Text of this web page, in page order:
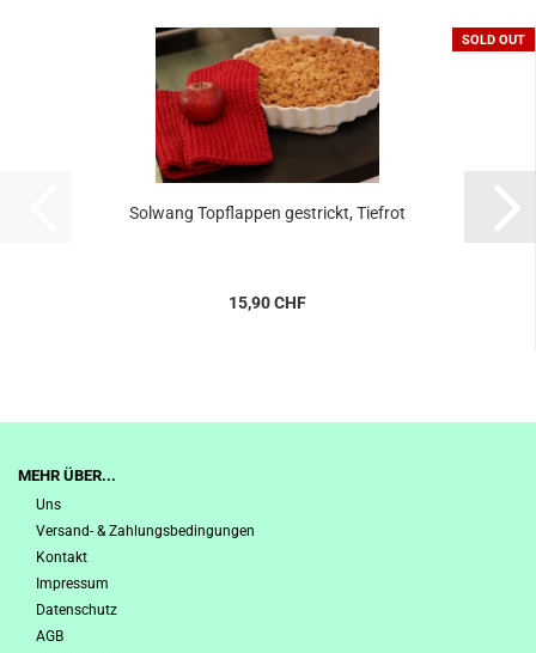
SOLD OUT
Solwang Topflappen gestrickt, Tiefrot
15,90 CHF
MEHR ÜBER...
Uns
Versand- & Zahlungsbedingungen
Kontakt
Impressum
Datenschutz
AGB